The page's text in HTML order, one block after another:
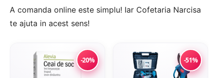
A comanda online este simplu! Iar Cofetaria Narcisa
te ajuta in acest sens!
-20% -51%